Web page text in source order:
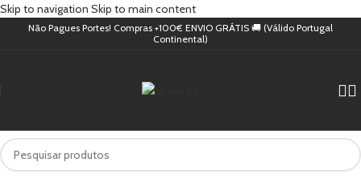
Skip to navigation Skip to main content
Não Pagues Portes! Compras +100€ ENVIO GRÁTIS 🚚 (Válido Portugal
Continental)